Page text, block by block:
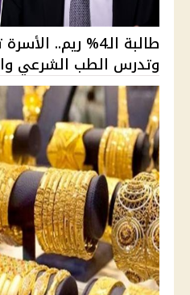
طالبة الـ4% ريم..
وتدرس الطب الشرعي